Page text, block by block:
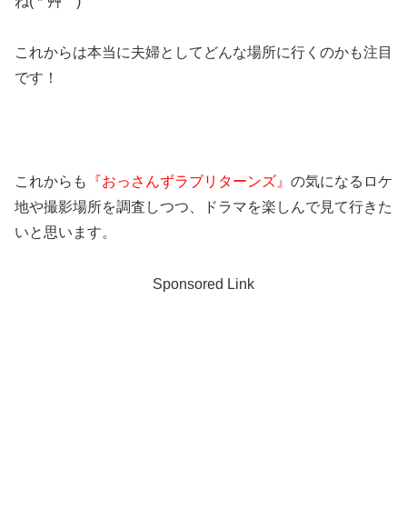
これからは本当に夫婦としてどんな場所に行くのかも注目
です！
これからも 『おっさんずラブリターンズ』 の気になるロケ
地や撮影場所を調査しつつ、ドラマを楽しんで見て行きた
いと思います。
Sponsored Link